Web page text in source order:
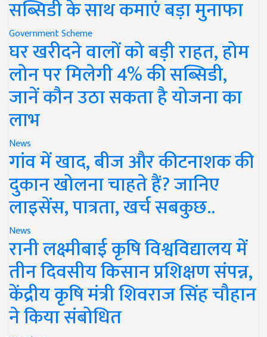
सब्सिडी के साथ कमाएं बड़ा मुनाफा
Government Scheme
घर खरीदने वालों को बड़ी राहत, होम
लोन पर मिलेगी 4% की सब्सिडी,
जानें कौन उठा सकता है योजना का
लाभ
News
गांव में खाद, बीज और कीटनाशक की
दुकान खोलना चाहते हैं? जानिए
लाइसेंस, पात्रता, खर्च सबकुछ..
News
रानी लक्ष्मीबाई कृषि विश्वविद्यालय में
तीन दिवसीय किसान प्रशिक्षण संपन्न,
केंद्रीय कृषि मंत्री शिवराज सिंह चौहान
ने किया संबोधित